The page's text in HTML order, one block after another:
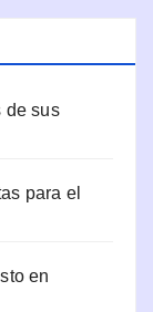
de sus
para el
en